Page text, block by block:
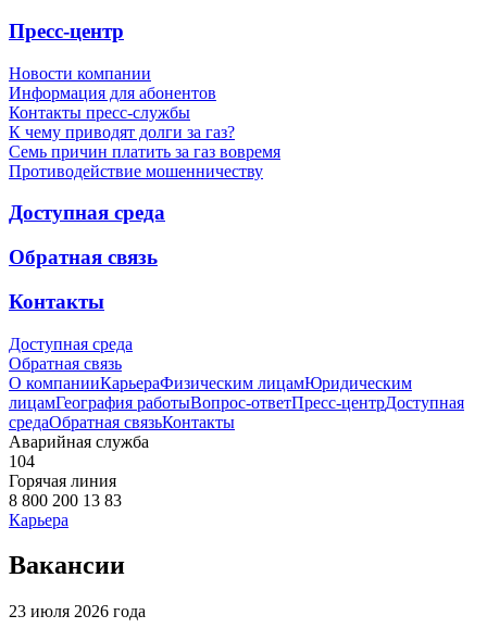
Пресс-центр
Новости компании
Информация для абонентов
Контакты пресс-службы
К чему приводят долги за газ?
Семь причин платить за газ вовремя
Противодействие мошенничеству
Доступная среда
Обратная связь
Контакты
Доступная среда
Обратная связь
О компанииКарьераФизическим лицамЮридическим
лицамГеография работыВопрос-ответПресс-центрДоступная
средаОбратная связьКонтакты
Аварийная служба
104
Горячая линия
8 800 200 13 83
Карьера
Вакансии
23 июля 2026 года